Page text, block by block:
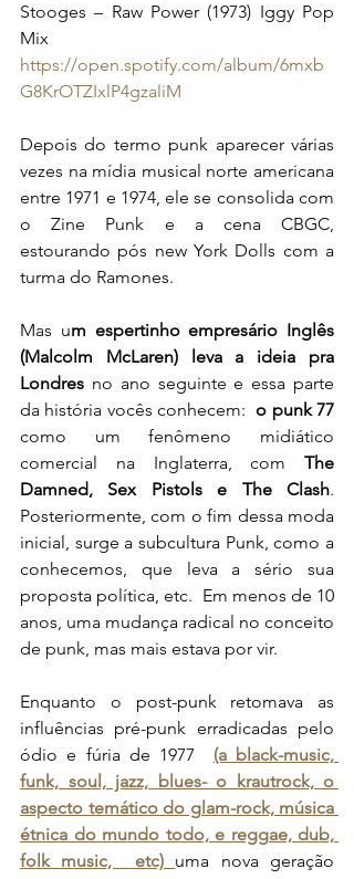
Stooges – Raw Power (1973) Iggy Pop
Mix
https://open.spotify.com/album/6mxb
G8KrOTZIxlP4gzaliM
Depois do termo punk aparecer várias
vezes na mídia musical norte americana
entre 1971 e 1974, ele se consolida com
o Zine Punk e a cena CBGC,
estourando pós new York Dolls com a
turma do Ramones.
Mas um espertinho empresário Inglês
(Malcolm McLaren) leva a ideia pra
Londres no ano seguinte e essa parte
da história vocês conhecem: o punk 77
como um fenômeno midiático
comercial na Inglaterra, com The
Damned, Sex Pistols e The Clash.
Posteriormente, com o fim dessa moda
inicial, surge a subcultura Punk, como a
conhecemos, que leva a sério sua
proposta política, etc.  Em menos de 10
anos, uma mudança radical no conceito
de punk, mas mais estava por vir.
Enquanto o post-punk retomava as
influências pré-punk erradicadas pelo
ódio e fúria de 1977 (a black-music,
funk, soul, jazz, blues- o krautrock, o
aspecto temático do glam-rock, música
étnica do mundo todo, e reggae, dub,
folk music,  etc) uma nova geração